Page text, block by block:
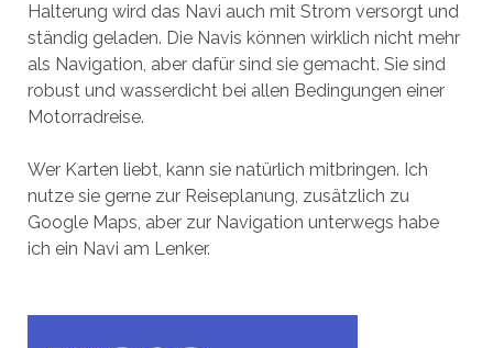
Halterung wird das Navi auch mit Strom versorgt und
ständig geladen. Die Navis können wirklich nicht mehr
als Navigation, aber dafür sind sie gemacht. Sie sind
robust und wasserdicht bei allen Bedingungen einer
Motorradreise.
Wer Karten liebt, kann sie natürlich mitbringen. Ich
nutze sie gerne zur Reiseplanung, zusätzlich zu
Google Maps, aber zur Navigation unterwegs habe
ich ein Navi am Lenker.